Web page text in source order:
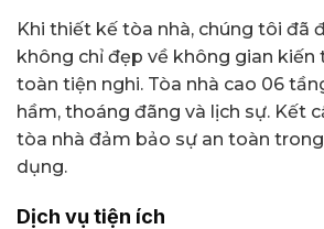
Khi thiết kế tòa nhà, chúng tôi đã
không chỉ đẹp về không gian kiến
toàn tiện nghi. Tòa nhà cao 06
hầm, thoáng đãng và lịch sự. Kết
tòa nhà đảm bảo sự an toàn
dụng.
Dịch vụ tiện ích